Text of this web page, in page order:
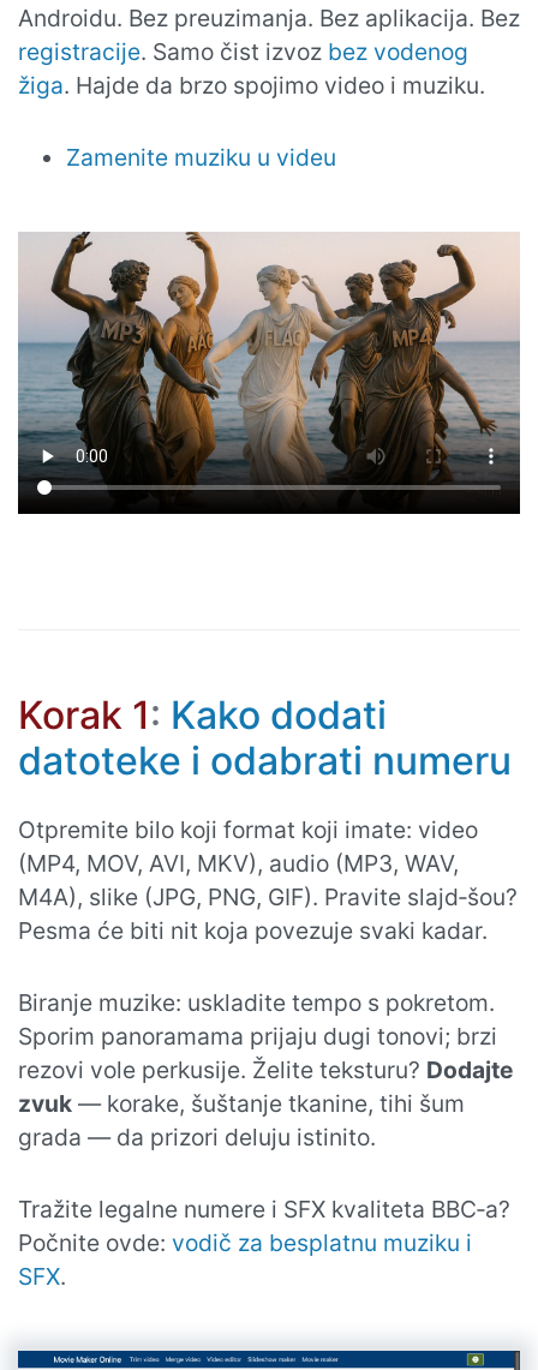
Androidu. Bez preuzimanja. Bez aplikacija. Bez
registracije. Samo čist izvoz bez vodenog
žiga. Hajde da brzo spojimo video i muziku.
Zamenite muziku u videu
Korak 1: Kako dodati
datoteke i odabrati numeru
Otpremite bilo koji format koji imate: video
(MP4, MOV, AVI, MKV), audio (MP3, WAV,
M4A), slike (JPG, PNG, GIF). Pravite slajd‑šou?
Pesma će biti nit koja povezuje svaki kadar.
Biranje muzike: uskladite tempo s pokretom.
Sporim panoramama prijaju dugi tonovi; brzi
rezovi vole perkusije. Želite teksturu? Dodajte
zvuk — korake, šuštanje tkanine, tihi šum
grada — da prizori deluju istinito.
Tražite legalne numere i SFX kvaliteta BBC‑a?
Počnite ovde: vodič za besplatnu muziku i
SFX.